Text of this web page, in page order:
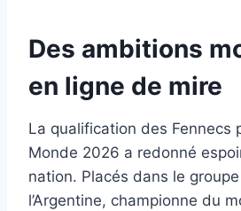
Des ambitions
en ligne de mire
La qualification des Fennecs
Monde 2026 a redonné
nation. Placés dans le
l’Argentine, championne du